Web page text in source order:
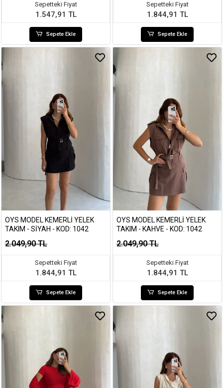
Sepetteki Fiyat
1.547,91 TL
Sepete Ekle
Sepetteki Fiyat
1.844,91 TL
Sepete Ekle
OYS MODEL KEMERLI YELEK
TAKIM - SIYAH - KOD: 1042
2.049,90 TL
Sepetteki Fiyat
1.844,91 TL
Sepete Ekle
OYS MODEL KEMERLI YELEK
TAKIM - KAHVE - KOD: 1042
2.049,90 TL
Sepetteki Fiyat
1.844,91 TL
Sepete Ekle